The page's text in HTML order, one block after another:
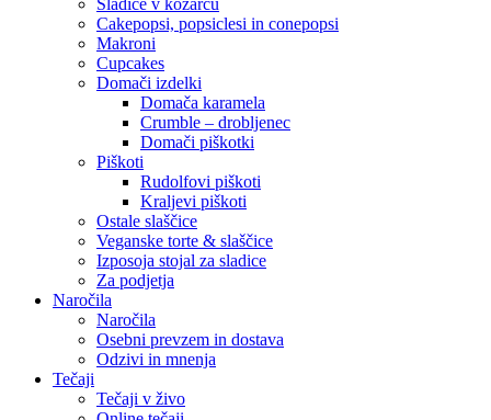
Cakepopsi, popsiclesi in conepopsi
Makroni
Cupcakes
Domači izdelki
Domača karamela
Crumble – drobljenec
Domači piškotki
Piškoti
Rudolfovi piškoti
Kraljevi piškoti
Ostale slaščice
Veganske torte & slaščice
Izposoja stojal za sladice
Za podjetja
Naročila
Naročila
Osebni prevzem in dostava
Odzivi in mnenja
Tečaji
Tečaji v živo